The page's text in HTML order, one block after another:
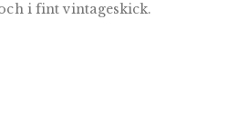
i fint vintageskick.